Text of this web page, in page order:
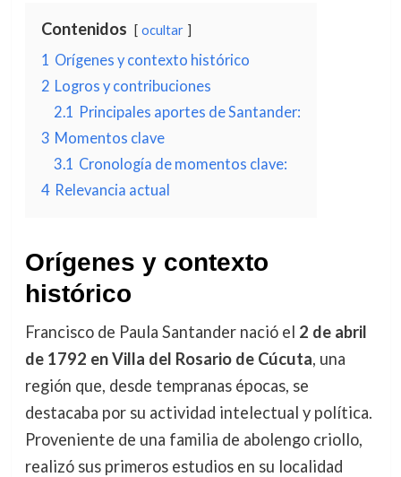
Contenidos ocultar
1 Orígenes y contexto histórico
2 Logros y contribuciones
2.1 Principales aportes de Santander:
3 Momentos clave
3.1 Cronología de momentos clave:
4 Relevancia actual
Orígenes y contexto
histórico
Francisco de Paula Santander nació el 2 de abril
de 1792 en Villa del Rosario de Cúcuta, una
región que, desde tempranas épocas, se
destacaba por su actividad intelectual y política.
Proveniente de una familia de abolengo criollo,
realizó sus primeros estudios en su localidad